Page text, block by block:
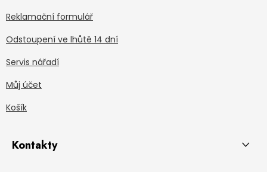
Reklamační formulář
Odstoupení ve lhůtě 14 dní
Servis nářadí
Můj účet
Košík
Kontakty